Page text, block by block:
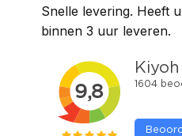
Snelle levering. Heeft
binnen 3 uur leveren.